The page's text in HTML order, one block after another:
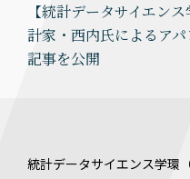
【統計データサイエン
計家・西内氏によるア
記事を公開
統計データサイエンス学環